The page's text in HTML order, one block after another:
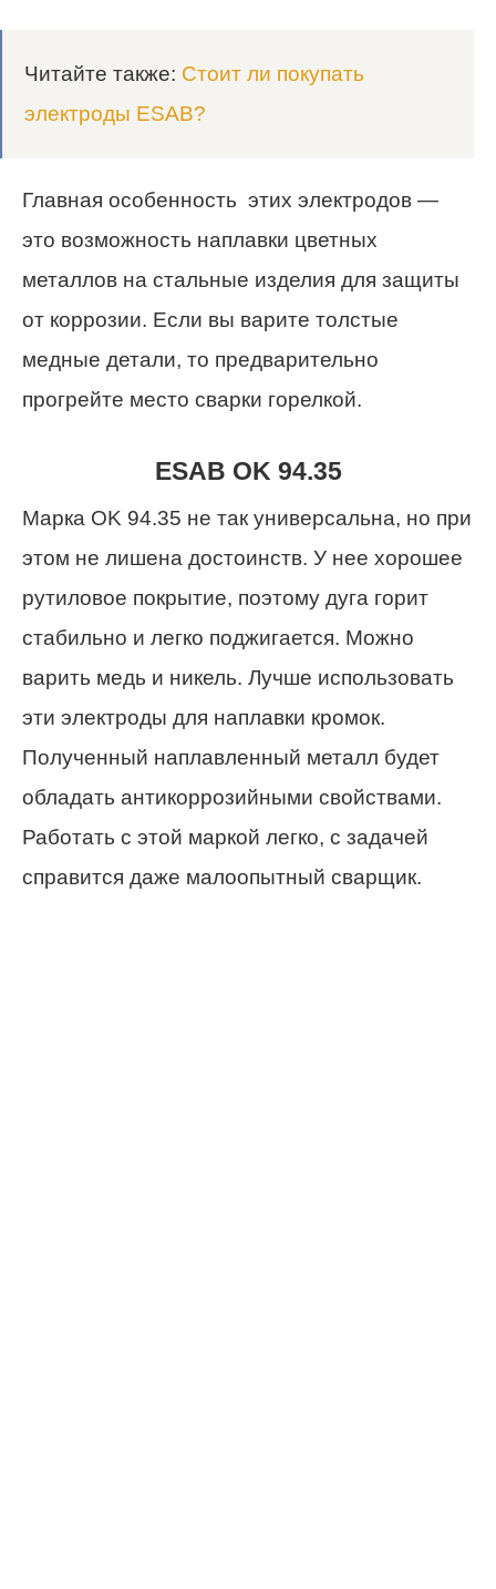
Читайте также: Стоит ли покупать
электроды ESAB?
Главная особенность этих электродов —
это возможность наплавки цветных
металлов на стальные изделия для защиты
от коррозии. Если вы варите толстые
медные детали, то предварительно
прогрейте место сварки горелкой.
ESAB OK 94.35
Марка OK 94.35 не так универсальна, но при
этом не лишена достоинств. У нее хорошее
рутиловое покрытие, поэтому дуга горит
стабильно и легко поджигается. Можно
варить медь и никель. Лучше использовать
эти электроды для наплавки кромок.
Полученный наплавленный металл будет
обладать антикоррозийными свойствами.
Работать с этой маркой легко, с задачей
справится даже малоопытный сварщик.